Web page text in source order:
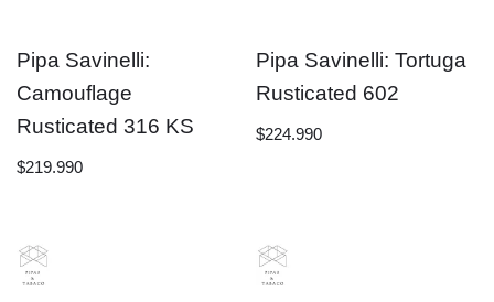
Pipa Savinelli:
Camouflage
Rusticated 316 KS
$219.990
Pipa Savinelli: Tortuga
Rusticated 602
$224.990